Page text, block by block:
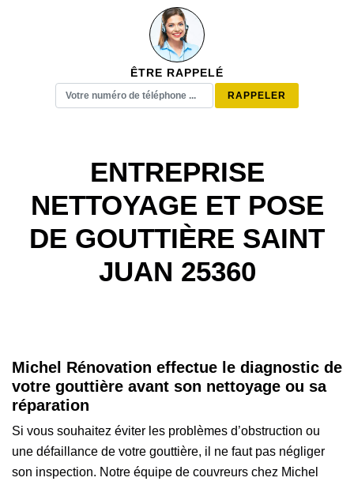
ÊTRE RAPPELÉ
ENTREPRISE
NETTOYAGE ET POSE
DE GOUTTIÈRE SAINT
JUAN 25360
Michel Rénovation effectue le diagnostic de
votre gouttière avant son nettoyage ou sa
réparation
Si vous souhaitez éviter les problèmes d’obstruction ou
une défaillance de votre gouttière, il ne faut pas négliger
son inspection. Notre équipe de couvreurs chez Michel